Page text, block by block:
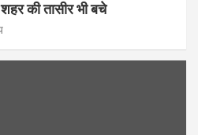
की तासीर भी बचे